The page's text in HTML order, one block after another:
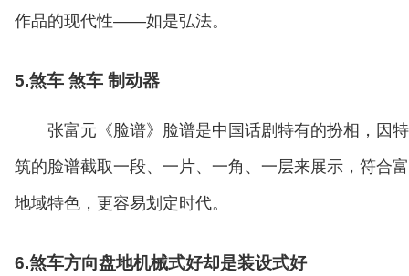
作品的现代性——如是弘法。
5.煞车 煞车 制动器
张富元《脸谱》脸谱是中国话剧特有的扮相，因
筑的脸谱截取一段、一片、一角、一层来展示，符合
地域特色，更容易划定时代。
6.煞车方向盘地机械式好却是装设式好